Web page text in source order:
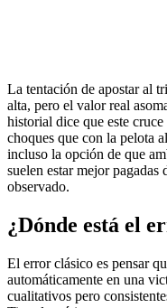
La tentación de apostar al
alta, pero el valor real
historial dice que este
choques que con la pelota
incluso la opción de que
suelen estar mejor pagadas
observado.
¿Dónde está el
El error clásico es pensar
automáticamente en una
cualitativos pero